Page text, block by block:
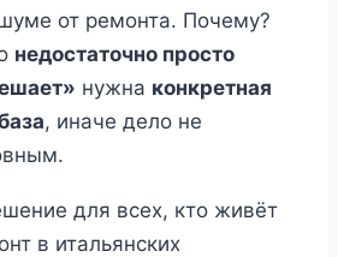
от ремонта. Почему?
недостаточно просто
нужна конкретная
, иначе дело не
для всех, кто живёт
в итальянских